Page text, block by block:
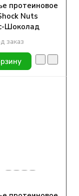
протеиновое
Nuts
Шоколад
заказ